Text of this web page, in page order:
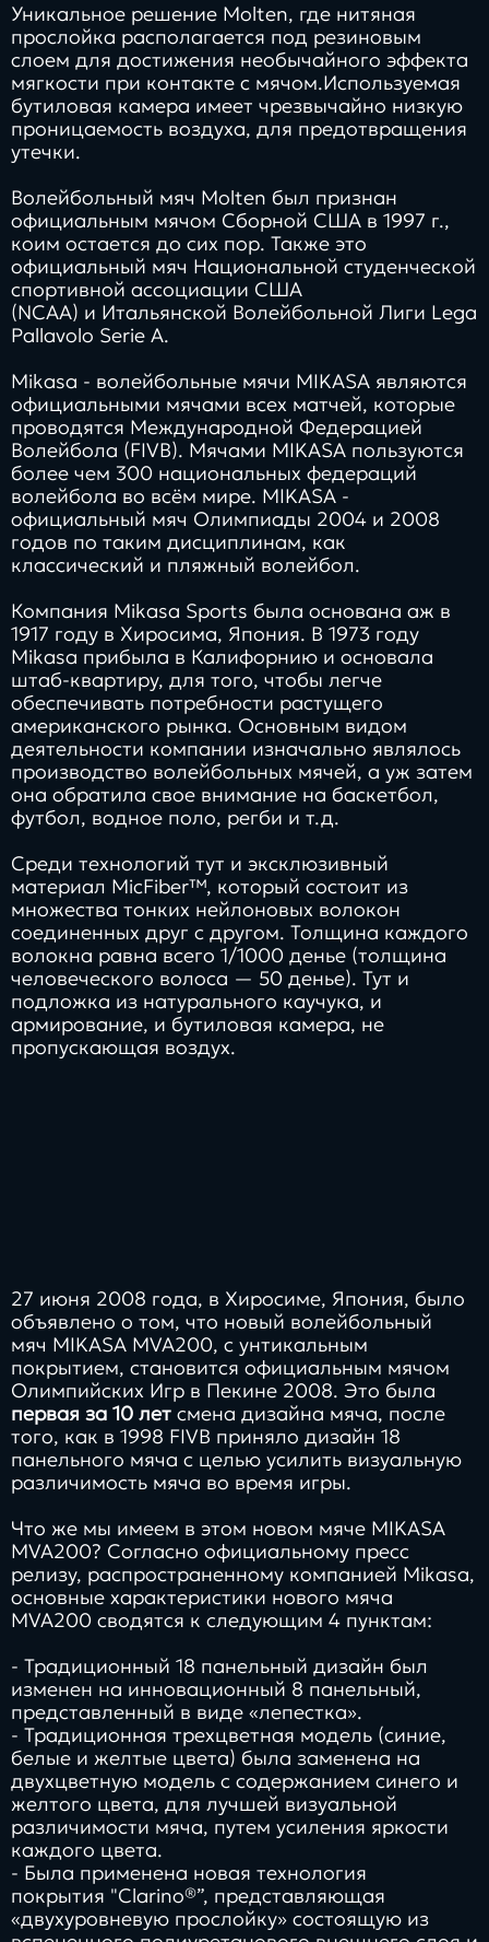
Уникальное решение Molten, где нитяная
прослойка располагается под резиновым
слоем для достижения необычайного эффекта
мягкости при контакте с мячом.Используемая
бутиловая камера имеет чрезвычайно низкую
проницаемость воздуха, для предотвращения
утечки.
Волейбольный мяч Molten был признан
официальным мячом Сборной США в 1997 г.,
коим остается до сих пор. Также это
официальный мяч Национальной студенческой
спортивной ассоциации США
(NCAA) и Итальянской Волейбольной Лиги Lega
Pallavolo Serie A.
Mikasa - волейбольные мячи MIKASA являются
официальными мячами всех матчей, которые
проводятся Международной Федерацией
Волейбола (FIVB). Мячами MIKASA пользуются
более чем 300 национальных федераций
волейбола во всём мире. MIKASA -
официальный мяч Олимпиады 2004 и 2008
годов по таким дисциплинам, как
классический и пляжный волейбол.
Компания Mikasa Sports была основана аж в
1917 году в Хиросима, Япония. В 1973 году
Mikasa прибыла в Калифорнию и основала
штаб-квартиру, для того, чтобы легче
обеспечивать потребности растущего
американского рынка. Основным видом
деятельности компании изначально являлось
производство волейбольных мячей, а уж затем
она обратила свое внимание на баскетбол,
футбол, водное поло, регби и т.д.
Среди технологий тут и эксклюзивный
материал MicFiber™, который состоит из
множества тонких нейлоновых волокон
соединенных друг с другом. Толщина каждого
волокна равна всего 1/1000 денье (толщина
человеческого волоса — 50 денье). Тут и
подложка из натурального каучука, и
армирование, и бутиловая камера, не
пропускающая воздух.
27 июня 2008 года, в Хиросиме, Япония, было
объявлено о том, что новый волейбольный
мяч MIKASA MVA200, с унтикальным
покрытием, становится официальным мячом
Олимпийских Игр в Пекине 2008. Это была
первая за 10 лет смена дизайна мяча, после
того, как в 1998 FIVB приняло дизайн 18
панельного мяча с целью усилить визуальную
различимость мяча во время игры.
Что же мы имеем в этом новом мяче MIKASA
MVA200? Согласно официальному пресс
релизу, распространенному компанией Mikasa,
основные характеристики нового мяча
MVA200 сводятся к следующим 4 пунктам:
- Традиционный 18 панельный дизайн был
изменен на инновационный 8 панельный,
представленный в виде «лепестка».
- Традиционная трехцветная модель (синие,
белые и желтые цвета) была заменена на
двухцветную модель с содержанием синего и
желтого цвета, для лучшей визуальной
различимости мяча, путем усиления яркости
каждого цвета.
- Была применена новая технология
покрытия "Clarino®”, представляющая
«двухуровневую прослойку» состоящую из